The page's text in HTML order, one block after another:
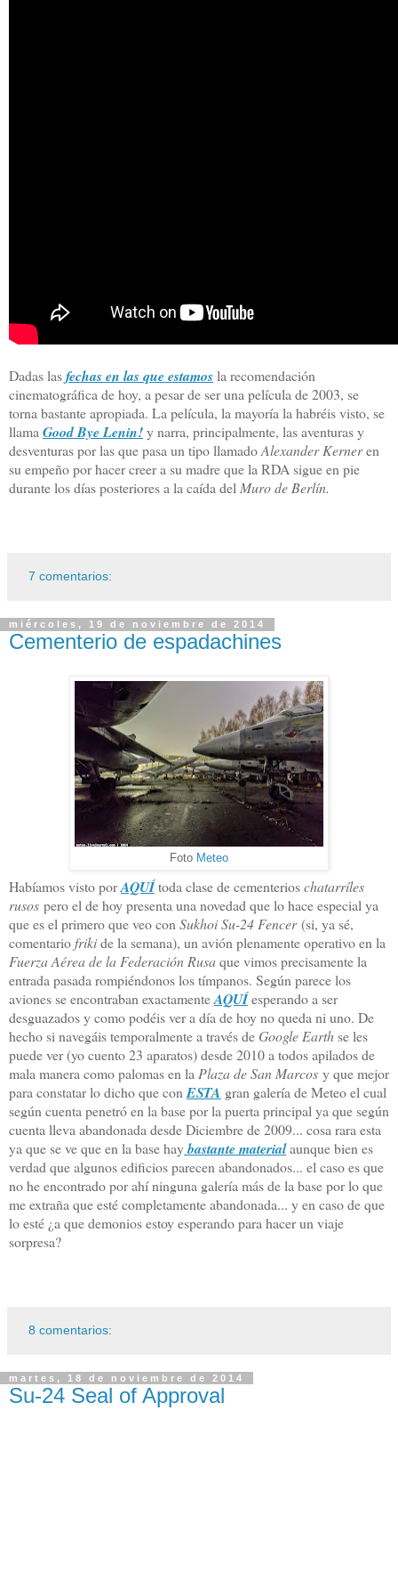
Dadas lasfechas en las que estamosla recomendación
cinematográfica de hoy, a pesar de ser una película de 2003, se
torna bastante apropiada. La película, la mayoría la habréis visto, se
llamaGood Bye Lenin!y narra, principalmente, las aventuras y
desventuras por las que pasa un tipo llamadoAlexander Kerneren
su empeño por hacer creer a su madre que la RDA sigue en pie
durante los días posteriores a la caída delMuro de Berlín.
7 comentarios:
miércoles, 19 de noviembre de 2014
Cementerio de espadachines
Foto Meteo
Habíamos visto porAQUÍtoda clase de cementerioschatarríles
rusos pero el de hoy presenta una novedad que lo hace especial ya
que es el primero que veo con Sukhoi Su-24 Fencer(si, ya sé,
comentariofrikide la semana), un avión plenamente operativo en la
Fuerza Aérea de la Federación Rusaque vimos precisamente la
entrada pasada rompiéndonos los tímpanos. Según parece los
aviones se encontraban exactamenteAQUÍesperando a ser
desguazados y como podéis ver a día de hoy no queda ni uno. De
hecho si navegáis temporalmente a través de Google Earthse les
puede ver (yo cuento 23 aparatos) desde 2010 a todos apilados de
mala manera como palomas en la Plaza de San Marcos y que mejor
para constatar lo dicho que con ESTA gran galería de Meteo el cual
según cuenta penetró en la base por la puerta principal ya que según
cuenta lleva abandonada desde Diciembre de 2009... cosa rara esta
ya que se ve que en la base haybastante materialaunque bien es
verdad que algunos edificios parecen abandonados... el caso es que
no he encontrado por ahí ninguna galería más de la base por lo que
me extraña que esté completamente abandonada... y en caso de que
lo esté ¿a que demonios estoy esperando para hacer un viaje
sorpresa?
8 comentarios:
martes, 18 de noviembre de 2014
Su-24 Seal of Approval